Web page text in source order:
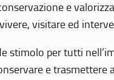
e
visitare ed
stimolo per tutti
e trasmettere